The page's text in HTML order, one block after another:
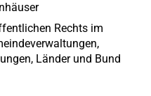
Rechts im
Länder und Bund